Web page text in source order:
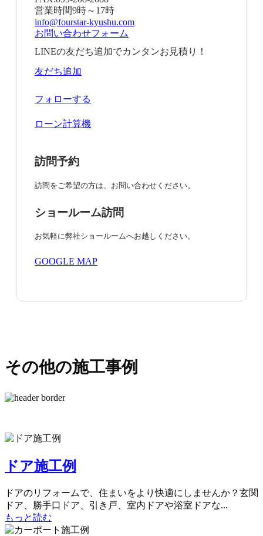
営業時間9時～17時
info@fourstar-kyushu.com
お問い合わせフォーム
LINEの友だち追加でカンタンお見積り！
友だち追加
フォローする
ローン計算機
訪問予約
訪問をご希望の方は、お問い合わせください。
ショールーム訪問
お気軽に弊社ショールームへお越しください。
GOOGLE MAP
その他の施工事例
ドア施工例
ドアのリフォームで、住まいをより快適にしませんか？玄関
ドア、勝手口ドア、引き戸、室内ドアや浴室ドアな...
もっと読む